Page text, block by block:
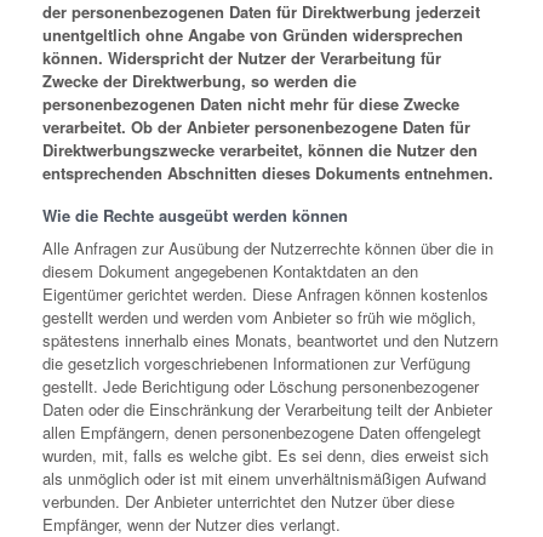
der personenbezogenen Daten für Direktwerbung jederzeit
unentgeltlich ohne Angabe von Gründen widersprechen
können. Widerspricht der Nutzer der Verarbeitung für
Zwecke der Direktwerbung, so werden die
personenbezogenen Daten nicht mehr für diese Zwecke
verarbeitet. Ob der Anbieter personenbezogene Daten für
Direktwerbungszwecke verarbeitet, können die Nutzer den
entsprechenden Abschnitten dieses Dokuments entnehmen.
Wie die Rechte ausgeübt werden können
Alle Anfragen zur Ausübung der Nutzerrechte können über die in
diesem Dokument angegebenen Kontaktdaten an den
Eigentümer gerichtet werden. Diese Anfragen können kostenlos
gestellt werden und werden vom Anbieter so früh wie möglich,
spätestens innerhalb eines Monats, beantwortet und den Nutzern
die gesetzlich vorgeschriebenen Informationen zur Verfügung
gestellt. Jede Berichtigung oder Löschung personenbezogener
Daten oder die Einschränkung der Verarbeitung teilt der Anbieter
allen Empfängern, denen personenbezogene Daten offengelegt
wurden, mit, falls es welche gibt. Es sei denn, dies erweist sich
als unmöglich oder ist mit einem unverhältnismäßigen Aufwand
verbunden. Der Anbieter unterrichtet den Nutzer über diese
Empfänger, wenn der Nutzer dies verlangt.